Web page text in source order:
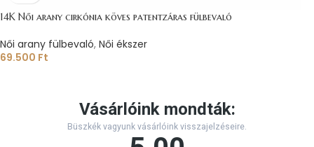
14K Női arany cirkónia köves patentzáras fülbevaló
Női arany fülbevaló, Női ékszer
69.500 Ft